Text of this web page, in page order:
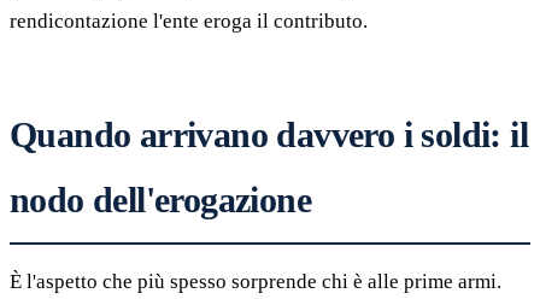
rendicontazione l'ente eroga il contributo.
Quando arrivano davvero i soldi: il
nodo dell'erogazione
È l'aspetto che più spesso sorprende chi è alle prime armi.